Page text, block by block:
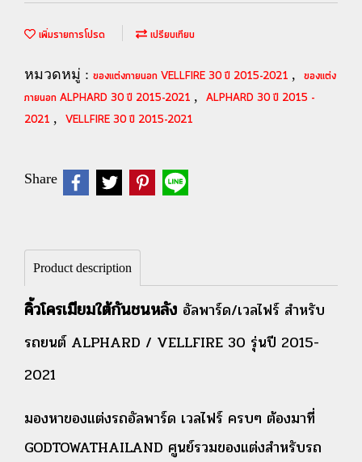
เพิ่มรายการโปรด เปรียบเทียบ
หมวดหมู่ : ของแต่งภายนอก VELLFIRE 30 ปี 2015-2021 , ของแต่ง
ภายนอก ALPHARD 30 ปี 2015-2021 , ALPHARD 30 ปี 2015 -
2021 , VELLFIRE 30 ปี 2015-2021
Share
Product description
คิ้วโครเมียมใต้กันชนหลัง อัลพาร์ด/เวลไฟร์ สำหรับ
รถยนต์ ALPHARD / VELLFIRE 30 รุ่นปี 2015-
2021
มองหาของแต่งรถอัลพาร์ด เวลไฟร์ ครบๆ ต้องมาที่
GODTOWATHAILAND ศูนย์รวมของแต่งสำหรับรถ